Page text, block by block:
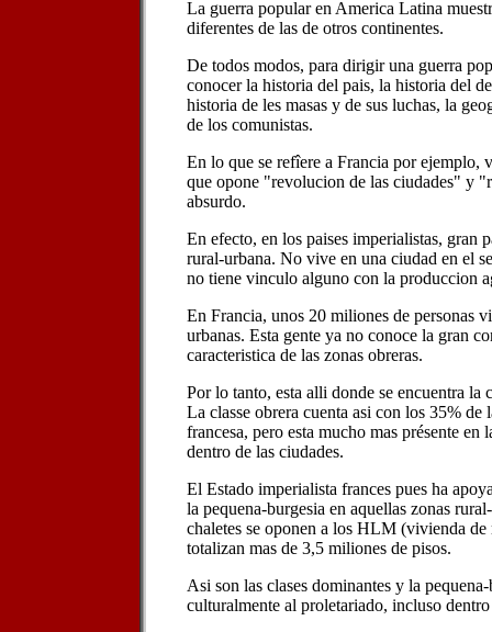
La guerra popular en America Latina
diferentes de las de otros continentes.
De todos modos, para dirigir una guerra
conocer la historia del pais, la historia del
historia de les masas y de sus luchas, la
de los comunistas.
En lo que se refîere a Francia por ejemplo,
que opone "revolucion de las ciudades" y
absurdo.
En efecto, en los paises imperialistas, gran
rural-urbana. No vive en una ciudad en el
no tiene vinculo alguno con la produccion
En Francia, unos 20 miliones de personas
urbanas. Esta gente ya no conoce la gran
caracteristica de las zonas obreras.
Por lo tanto, esta alli donde se encuentra la
La classe obrera cuenta asi con los 35% de
francesa, pero esta mucho mas présente en
dentro de las ciudades.
El Estado imperialista frances pues ha
la pequena-burgesia en aquellas zonas
chaletes se oponen a los HLM (vivienda de
totalizan mas de 3,5 miliones de pisos.
Asi son las clases dominantes y la
culturalmente al proletariado, incluso dentro